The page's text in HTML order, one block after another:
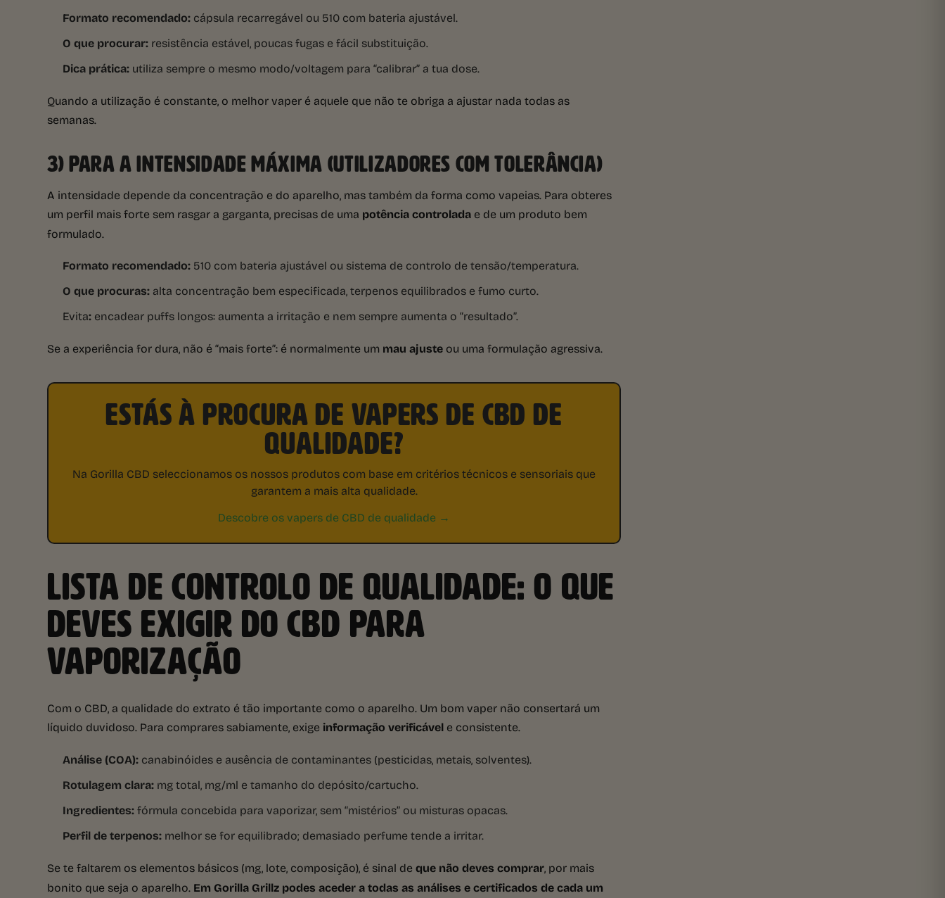
Formato recomendado: cápsula recarregável ou 510 com bateria ajustável.
O que procurar: resistência estável, poucas fugas e fácil substituição.
Dica prática: utiliza sempre o mesmo modo/voltagem para “calibrar” a tua dose.
Quando a utilização é constante, o melhor vaper é aquele que não te obriga a ajustar nada todas as
semanas.
3) PARA A INTENSIDADE MÁXIMA (UTILIZADORES COM TOLERÂNCIA)
A intensidade depende da concentração e do aparelho, mas também da forma como vapeias. Para obteres
um perfil mais forte sem rasgar a garganta, precisas de uma potência controlada e de um produto bem
formulado.
Formato recomendado: 510 com bateria ajustável ou sistema de controlo de tensão/temperatura.
O que procuras: alta concentração bem especificada, terpenos equilibrados e fumo curto.
Evita: encadear puffs longos: aumenta a irritação e nem sempre aumenta o “resultado”.
Se a experiência for dura, não é “mais forte”: é normalmente um mau ajuste ou uma formulação agressiva.
ESTÁS À PROCURA DE VAPERS DE CBD DE
QUALIDADE?
Na Gorilla CBD seleccionamos os nossos produtos com base em critérios técnicos e sensoriais que
garantem a mais alta qualidade.
Descobre os vapers de CBD de qualidade →
LISTA DE CONTROLO DE QUALIDADE: O QUE
DEVES EXIGIR DO CBD PARA
VAPORIZAÇÃO
Com o CBD, a qualidade do extrato é tão importante como o aparelho. Um bom vaper não consertará um
líquido duvidoso. Para comprares sabiamente, exige informação verificável e consistente.
Análise (COA): canabinóides e ausência de contaminantes (pesticidas, metais, solventes).
Rotulagem clara: mg total, mg/ml e tamanho do depósito/cartucho.
Ingredientes:fórmula concebida para vaporizar, sem “mistérios” ou misturas opacas.
Perfil de terpenos: melhor se for equilibrado; demasiado perfume tende a irritar.
Se te faltarem os elementos básicos (mg, lote, composição), é sinal de que não deves comprar, por mais
bonito que seja o aparelho. Em Gorilla Grillz podes aceder a todas as análises e certificados de cada um